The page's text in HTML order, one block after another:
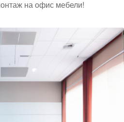
на офис мебели!